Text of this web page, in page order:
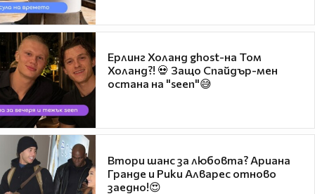
Ерлинг Холанд ghost-на Том
Холанд?! 💀 Защо Спайдър-мен
остана на "seen"😅
Втори шанс за любовта? Ариана
Гранде и Рики Алварес отново
заедно!😍